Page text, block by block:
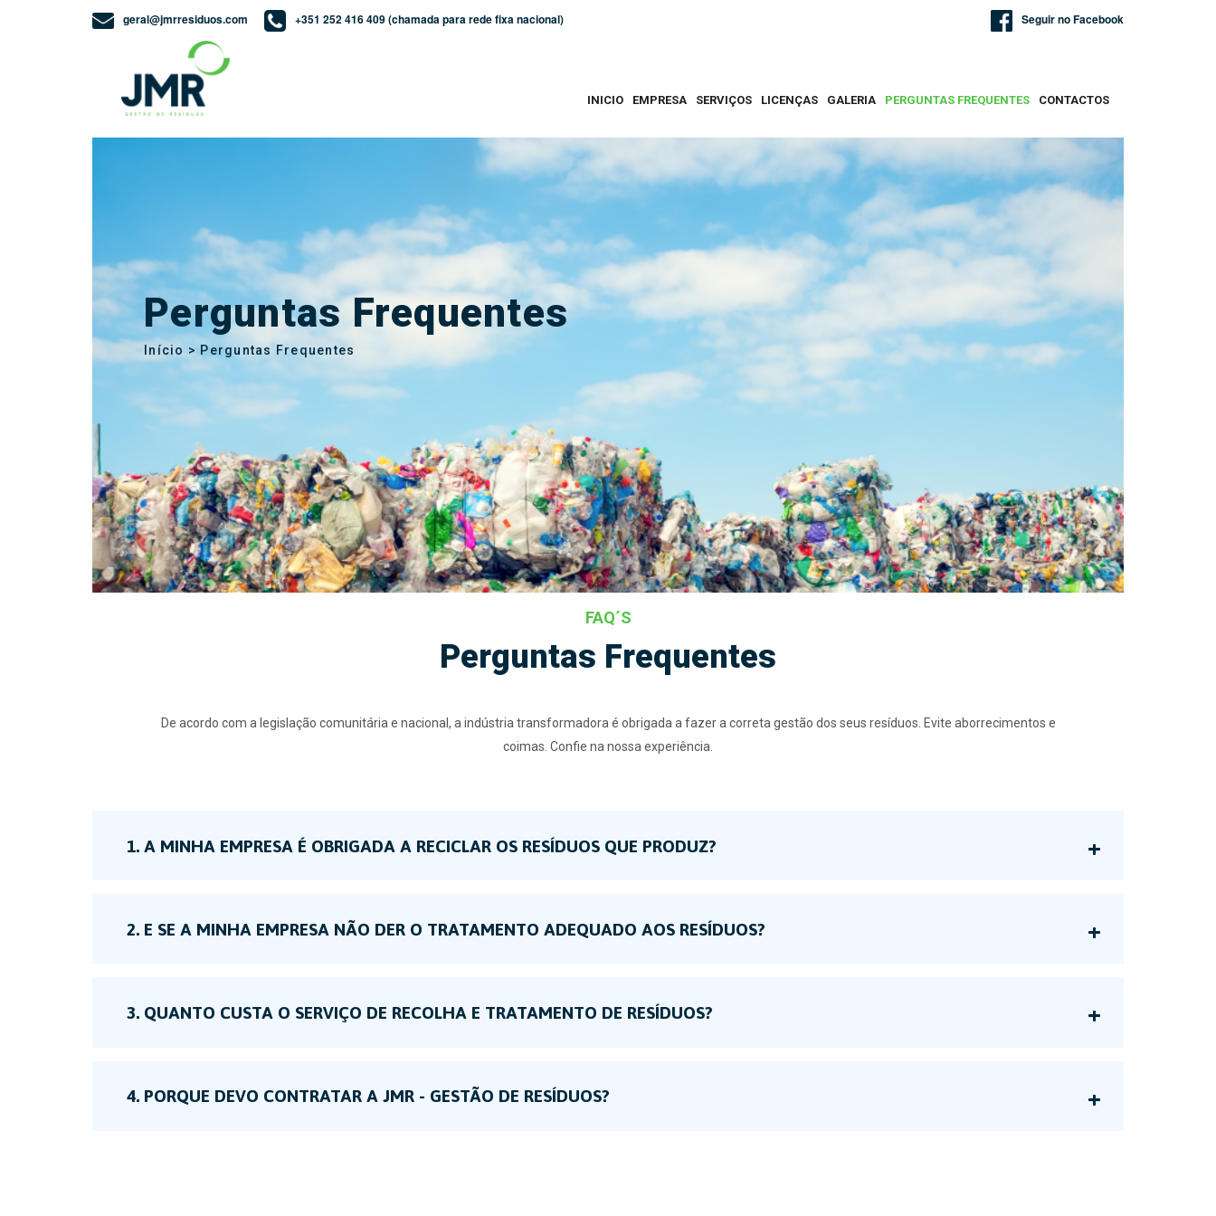
geral@jmrresiduos.com +351 252 416 409 (chamada para rede fixa nacional) Seguir no Facebook
INICIO EMPRESA SERVIÇOS LICENÇAS GALERIA PERGUNTAS FREQUENTES CONTACTOS
Perguntas Frequentes
Início > Perguntas Frequentes
FAQ´S
Perguntas Frequentes
De acordo com a legislação comunitária e nacional, a indústria transformadora é obrigada a fazer a correta gestão dos seus resíduos. Evite aborrecimentos e
coimas. Confie na nossa experiência.
1. A MINHA EMPRESA É OBRIGADA A RECICLAR OS RESÍDUOS QUE PRODUZ?
2. E SE A MINHA EMPRESA NÃO DER O TRATAMENTO ADEQUADO AOS RESÍDUOS?
3. QUANTO CUSTA O SERVIÇO DE RECOLHA E TRATAMENTO DE RESÍDUOS?
4. PORQUE DEVO CONTRATAR A JMR - GESTÃO DE RESÍDUOS?